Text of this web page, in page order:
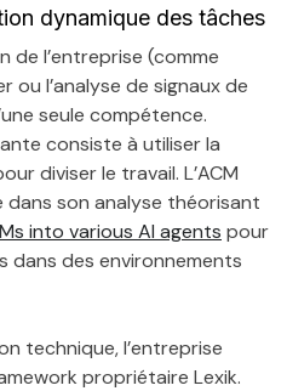
dynamique des tâches
de l’entreprise (comme
ou l’analyse de signaux de
seule compétence.
consiste à utiliser la
diviser le travail. L’ACM
son analyse théorisant
into various AI agents pour
dans des environnements
technique, l’entreprise
propriétaire Lexik.